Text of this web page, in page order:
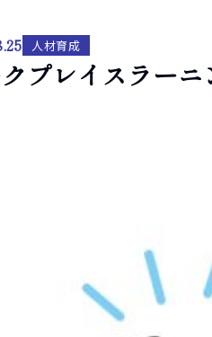
人材育成
プレイスラー